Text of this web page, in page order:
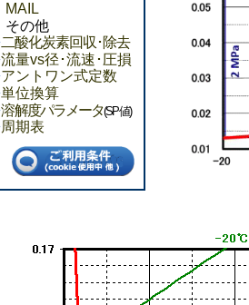
MAIL
その他
二酸化炭素回収･除去
流量vs径･流速･圧損
アントワン式定数
単位換算
溶解度パラメータ(SP値)
周期表